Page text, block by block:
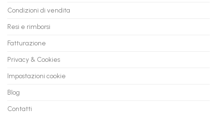
Condizioni di vendita
Resi e rimborsi
Fatturazione
Privacy & Cookies
Impostazioni cookie
Blog
Contatti